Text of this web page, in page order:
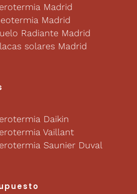
Madrid
Madrid
Radiante Madrid
solares Madrid
Daikin
Vaillant
Saunier Duval